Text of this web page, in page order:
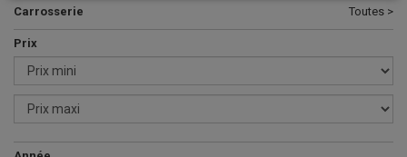
Carrosserie Toutes >
Prix